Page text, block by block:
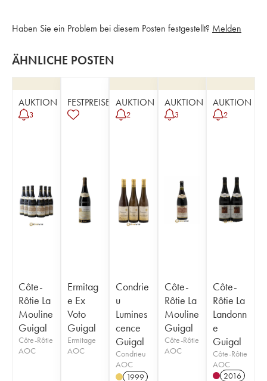
Haben Sie ein Problem bei diesem Posten festgestellt? Melden
ÄHNLICHE POSTEN
AUKTION
3
Côte-
Rôtie La
Mouline
Guigal
Côte-Rôtie
AOC
FESTPREISE
Ermitag
e Ex
Voto
Guigal
Ermitage
AOC
AUKTION
2
Condrie
u
Lumines
cence
Guigal
Condrieu
AOC
1999
AUKTION
3
Côte-
Rôtie La
Mouline
Guigal
Côte-Rôtie
AOC
AUKTION
2
Côte-
Rôtie La
Landonn
e
Guigal
Côte-Rôtie
AOC
2016